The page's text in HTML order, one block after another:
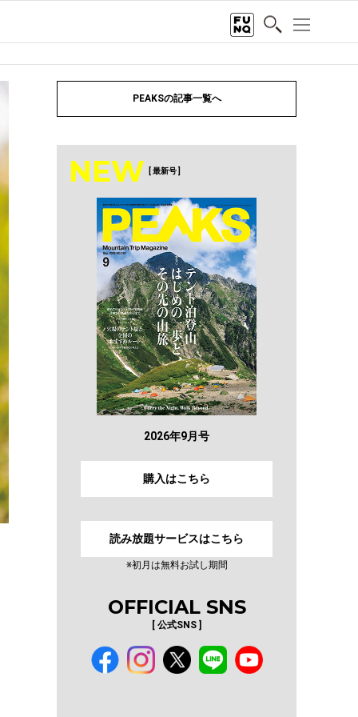
PEAKSの記事一覧へ
NEW [ 最新号 ]
2026年9月号
購入はこちら
読み放題サービスはこちら
※初月は無料お試し期間
OFFICIAL SNS
[ 公式SNS ]